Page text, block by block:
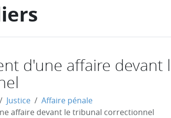
d'une affaire devant
Justice
Affaire pénale
affaire devant le tribunal correctionnel